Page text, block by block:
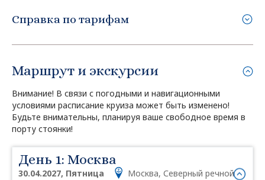
Справка по тарифам
Маршрут и экскурсии
Внимание! В связи с погодными и навигационными
условиями расписание круиза может быть изменено!
Будьте внимательны, планируя ваше свободное время в
порту стоянки!
День 1: Москва
30.04.2027, Пятница
Москва, Северный речной